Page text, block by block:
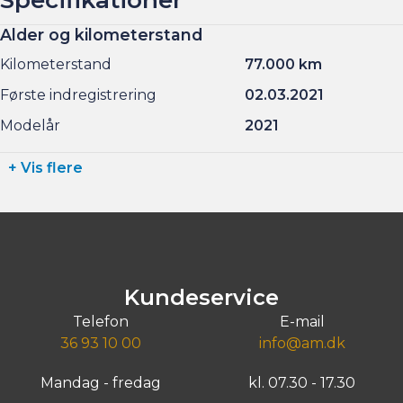
Alder og kilometerstand
Kilometerstand
77.000 km
Første indregistrering
02.03.2021
Modelår
2021
+ Vis flere
Kundeservice
Telefon
36 93 10 00
E-mail
info@am.dk
Mandag - fredag kl. 07.30 - 17.30